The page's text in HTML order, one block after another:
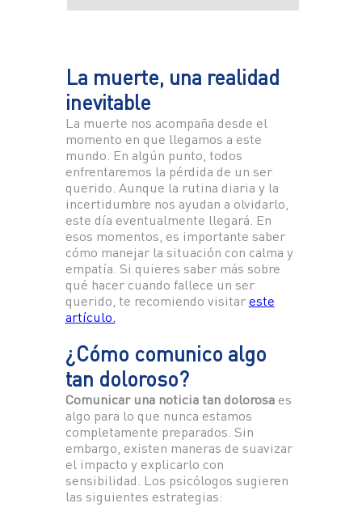
La muerte, una realidad
inevitable
La muerte nos acompaña desde el
momento en que llegamos a este
mundo. En algún punto, todos
enfrentaremos la pérdida de un ser
querido. Aunque la rutina diaria y la
incertidumbre nos ayudan a olvidarlo,
este día eventualmente llegará. En
esos momentos, es importante saber
cómo manejar la situación con calma y
empatía. Si quieres saber más sobre
qué hacer cuando fallece un ser
querido, te recomiendo visitareste
artículo.
¿Cómo comunico algo
tan doloroso?
Comunicar una noticia tan dolorosaes
algo para lo que nunca estamos
completamente preparados. Sin
embargo, existen maneras de suavizar
el impacto y explicarlo con
sensibilidad. Los psicólogos sugieren
las siguientes estrategias: